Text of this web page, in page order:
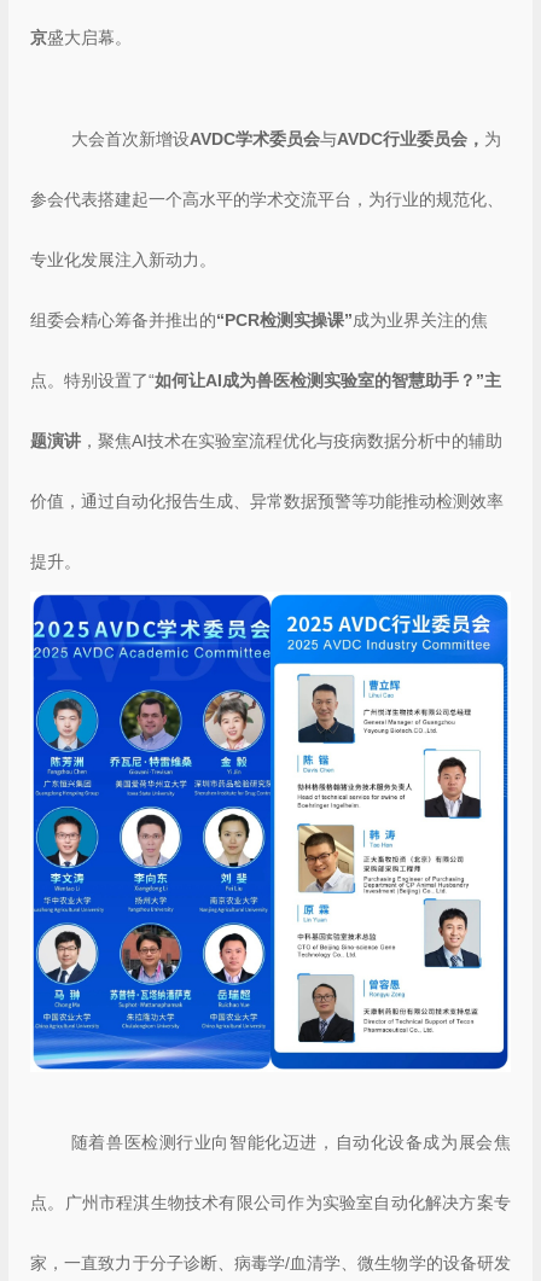
京盛大启幕。
大会首次新增设AVDC学术委员会与AVDC行业委员会， 为
参会代表搭建起一个高水平的学术交流平台，为行业的规范化、
专业化发展注入新动力。
组委会精心筹备并推出的“PCR检测实操课”成为业界关注的焦
点。特别设置了“如何让AI成为兽医检测实验室的智慧助手？”主
题演讲 ，聚焦AI技术在实验室流程优化与疫病数据分析中的辅助
价值，通过自动化报告生成、异常数据预警等功能推动检测效率
提升。
随着兽医检测行业向智能化迈进，自动化设备成为展会焦
点。广州市程淇生物技术有限公司作为实验室自动化解决方案专
家，一直致力于分子诊断、病毒学/血清学、微生物学的设备研发